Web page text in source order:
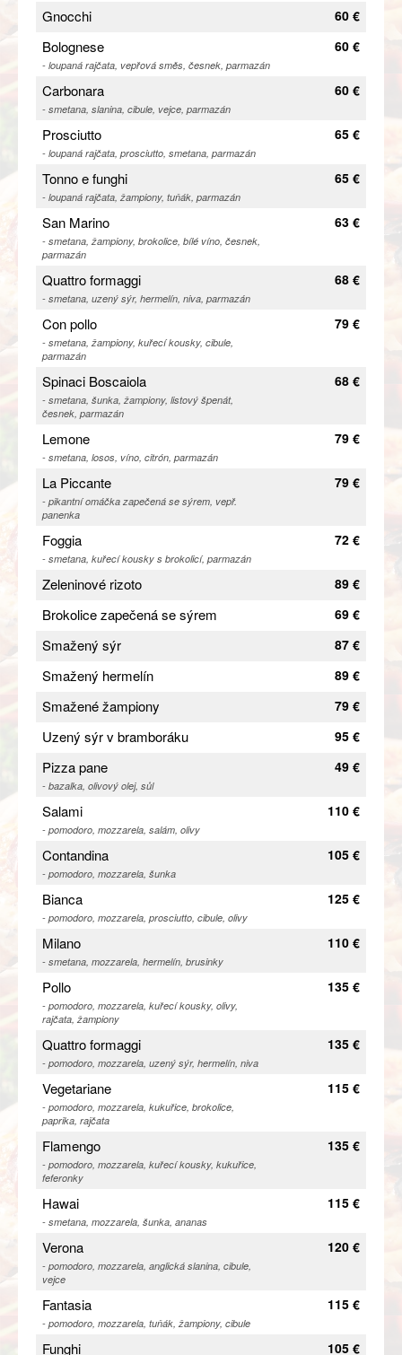
Gnocchi 60 €
Bolognese
- loupaná rajčata, vepřová směs, česnek, parmazán
60 €
Carbonara
- smetana, slanina, cibule, vejce, parmazán
60 €
Prosciutto
- loupaná rajčata, prosciutto, smetana, parmazán
65 €
Tonno e funghi
- loupaná rajčata, žampiony, tuňák, parmazán
65 €
San Marino
- smetana, žampiony, brokolice, bílé víno, česnek,
parmazán
63 €
Quattro formaggi
- smetana, uzený sýr, hermelín, niva, parmazán
68 €
Con pollo
- smetana, žampiony, kuřecí kousky, cibule,
parmazán
79 €
Spinaci Boscaiola
- smetana, šunka, žampiony, listový špenát,
česnek, parmazán
68 €
Lemone
- smetana, losos, víno, citrón, parmazán
79 €
La Piccante
- pikantní omáčka zapečená se sýrem, vepř.
panenka
79 €
Foggia
- smetana, kuřecí kousky s brokolicí, parmazán
72 €
Zeleninové rizoto 89 €
Brokolice zapečená se sýrem 69 €
Smažený sýr 87 €
Smažený hermelín 89 €
Smažené žampiony 79 €
Uzený sýr v bramboráku 95 €
Pizza pane
- bazalka, olivový olej, sůl
49 €
Salami
- pomodoro, mozzarela, salám, olivy
110 €
Contandina
- pomodoro, mozzarela, šunka
105 €
Bianca
- pomodoro, mozzarela, prosciutto, cibule, olivy
125 €
Milano
- smetana, mozzarela, hermelín, brusinky
110 €
Pollo
- pomodoro, mozzarela, kuřecí kousky, olivy,
rajčata, žampiony
135 €
Quattro formaggi
- pomodoro, mozzarela, uzený sýr, hermelín, niva
135 €
Vegetariane
- pomodoro, mozzarela, kukuřice, brokolice,
paprika, rajčata
115 €
Flamengo
- pomodoro, mozzarela, kuřecí kousky, kukuřice,
feferonky
135 €
Hawai
- smetana, mozzarela, šunka, ananas
115 €
Verona
- pomodoro, mozzarela, anglická slanina, cibule,
vejce
120 €
Fantasia
- pomodoro, mozzarela, tuňák, žampiony, cibule
115 €
Funghi 105 €